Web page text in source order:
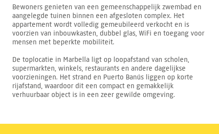
Bewoners genieten van een gemeenschappelijk zwembad en
aangelegde tuinen binnen een afgesloten complex. Het
appartement wordt volledig gemeubileerd verkocht en is
voorzien van inbouwkasten, dubbel glas, WiFi en toegang voor
mensen met beperkte mobiliteit.
De toplocatie in Marbella ligt op loopafstand van scholen,
supermarkten, winkels, restaurants en andere dagelijkse
voorzieningen. Het strand en Puerto Banús liggen op korte
rijafstand, waardoor dit een compact en gemakkelijk
verhuurbaar object is in een zeer gewilde omgeving.